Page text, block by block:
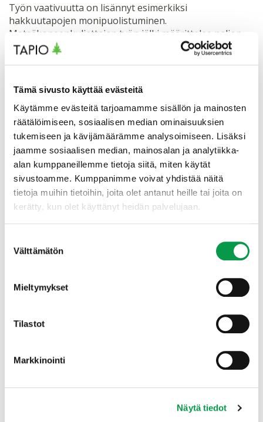
Tämä sivusto käyttää evästeitä
Käytämme evästeitä tarjoamamme sisällön ja mainosten
räätälöimiseen, sosiaalisen median ominaisuuksien
tukemiseen ja kävijämäärämme analysoimiseen. Lisäksi
jaamme sosiaalisen median, mainosalan ja analytiikka-
alan kumppaneillemme tietoja siitä, miten käytät
sivustoamme. Kumppanimme voivat yhdistää näitä
tietoja muihin tietoihin, joita olet antanut heille tai joita on
kerätty, kun olet käyttänyt heidän palvelujaan.
valinta
Välttämätön
Mieltymykset
Tilastot
Markkinointi
Näytä tiedot
Työn vaativuutta on lisännyt esimerkiksi
hakkuutapojen monipuolistuminen.
Metsäkoneenkuljettajan työn jälki määrittelee paljon
myös vesistöjen ja metsäluonnon monimuotoisuuden
tilan kehittymistä.
”On tärkeää varmistaa, että työssäoppimisjaksoilla
opiskelija saa riittävästi tukea ja palautetta
kehittyäkseen työn kaikilla osa-alueilla”, kommentoi
hankkeen projektipäällikköReetta PilhjertaTapiosta.
Hankkeessa osallistetaan oppilaitoksia, opiskelijoita
sekä koneyrittäjiä. Hankkeessa tuotettavat materiaalit
on tarkoitettu oppilaitoksille ja metsäkoneyrityksille
vapaasti hyödynnettäviksi.
työssäoppimisen aikana
-hanketta toteuttavat Tapio,
ja säätiöfuusiot ovat tärkeä osa säätiön
yleishyödyllisen toiminnan vaikuttavuutta. Lisätietoa